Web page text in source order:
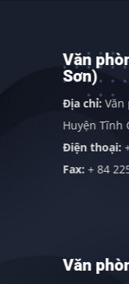
Văn
Sơn)
Địa chỉ:Văn
Huyện Tĩnh
Điện thoại:+
Fax:+ 84 225
Văn